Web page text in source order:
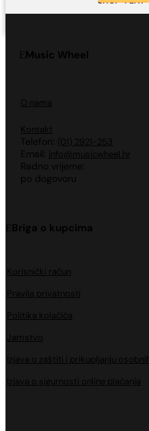
Music Wheel
O nama
Kontakt
Telefon: (01) 2921-253
Email: info@musicwheel.hr
Radno vrijeme:
po dogovoru
Briga o kupcima
Korisnički račun
Pravila privatnosti
Politika kolačića
Jamstvo
Izjava o zaštiti i prikupljanju
Izjava o sigurnosti online plaćanja